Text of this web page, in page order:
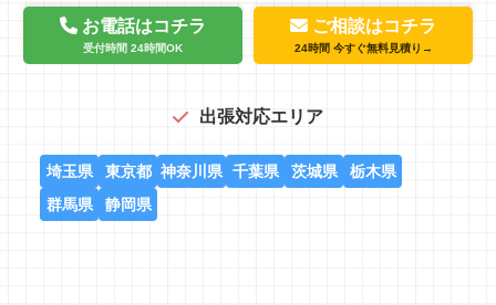
お電話はコチラ
受付時間 24時間OK
ご相談はコチラ
24時間 今すぐ無料見積り→
出張対応エリア
埼玉県 東京都 神奈川県 千葉県 茨城県
栃木県
群馬県
静岡県